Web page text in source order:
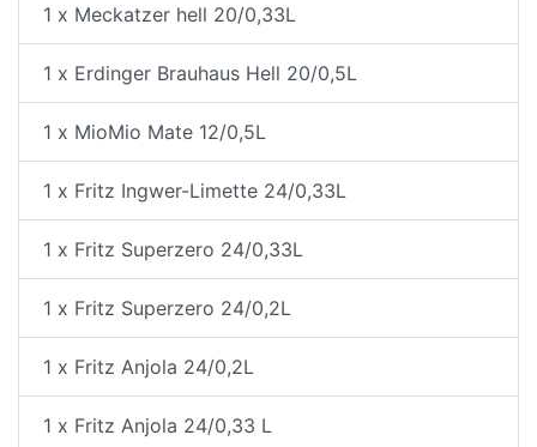
1 x Meckatzer hell 20/0,33L
1 x Erdinger Brauhaus Hell 20/0,5L
1 x MioMio Mate 12/0,5L
1 x Fritz Ingwer-Limette 24/0,33L
1 x Fritz Superzero 24/0,33L
1 x Fritz Superzero 24/0,2L
1 x Fritz Anjola 24/0,2L
1 x Fritz Anjola 24/0,33 L